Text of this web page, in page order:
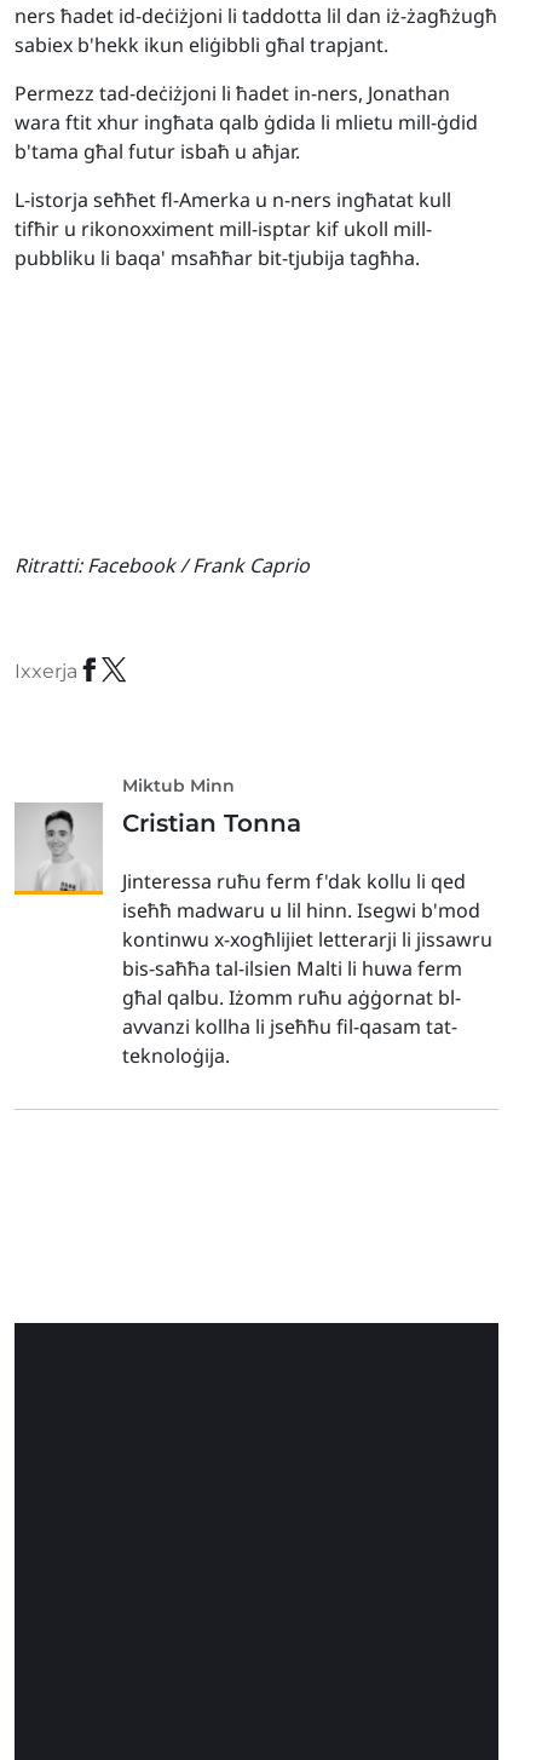
ners ħadet id-deċiżjoni li taddotta lil dan iż-żagħżugħ
sabiex b'hekk ikun eliġibbli għal trapjant.
Permezz tad-deċiżjoni li ħadet in-ners, Jonathan
wara ftit xhur ingħata qalb ġdida li mlietu mill-ġdid
b'tama għal futur isbaħ u aħjar.
L-istorja seħħet fl-Amerka u n-ners ingħatat kull
tifħir u rikonoxximent mill-isptar kif ukoll mill-
pubbliku li baqa' msaħħar bit-tjubija tagħha.
Ritratti: Facebook / Frank Caprio
Ixxerja
Miktub Minn
Cristian Tonna
Jinteressa ruħu ferm f'dak kollu li qed
iseħħ madwaru u lil hinn. Isegwi b'mod
kontinwu x-xogħlijiet letterarji li jissawru
bis-saħħa tal-ilsien Malti li huwa ferm
għal qalbu. Iżomm ruħu aġġornat bl-
avvanzi kollha li jseħħu fil-qasam tat-
teknoloġija.